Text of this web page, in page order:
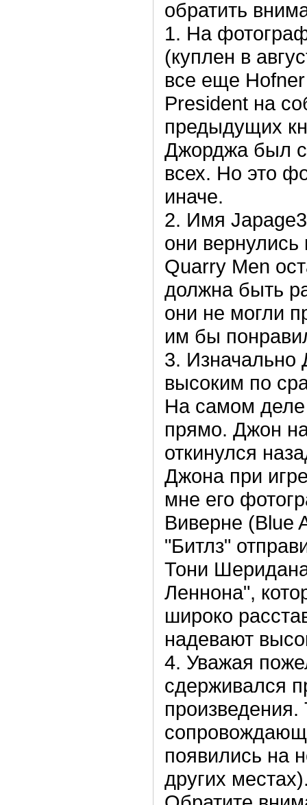
обратить
1. На
(куплен в
все еще
President на
предыдущих
Джорджа был
всех. Но это
иначе.
2. Имя
они вернулись
Quarry Men
должна быть
они не могли
им бы
3.
высоким по
На самом деле
прямо. Джон
откинулся
Джона при
мне его
Виверне (Blue
"Битлз"
Тони
Леннона",
широко
надевают
4. Уважая
сдерживался
появились на
других